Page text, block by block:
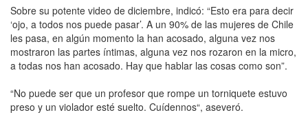
Sobre su potente video de diciembre, indicó: “Esto era para decir
‘ojo, a todos nos puede pasar’. A un 90% de las mujeres de Chile
les pasa, en algún momento la han acosado, alguna vez nos
mostraron las partes íntimas, alguna vez nos rozaron en la micro,
a todas nos han acosado. Hay que hablar las cosas como son”.
“No puede ser que un profesor que rompe un torniquete estuvo
preso y un violador esté suelto. Cuídennos“, aseveró.